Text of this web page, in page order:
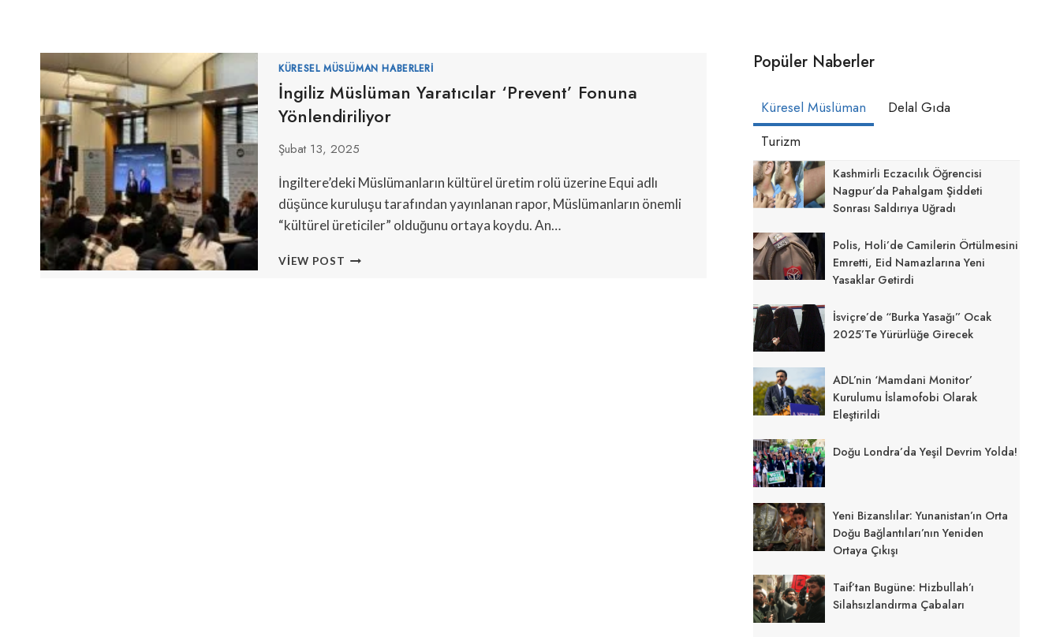
KÜRESEL MÜSLÜMAN HABERLERI
İngiliz Müslüman Yaratıcılar ‘Prevent’ Fonuna
Yönlendiriliyor
Şubat 13, 2025
İngiltere’deki Müslümanların kültürel üretim rolü üzerine Equi adlı
düşünce kuruluşu tarafından yayınlanan rapor, Müslümanların önemli
“kültürel üreticiler” olduğunu ortaya koydu. An…
VIEW POST İNGILIZ
Popüler Naberler
Küresel Müslüman
Delal Gıda
Turizm
Kashmirli Eczacılık Öğrencisi
Nagpur’da Pahalgam Şiddeti
Sonrası Saldırıya Uğradı
Polis, Holi’de Camilerin Örtülmesini
Emretti, Eid Namazlarına Yeni
Yasaklar Getirdi
İsviçre’de “Burka Yasağı” Ocak
2025’te Yürürlüğe Girecek
ADL’nin ‘Mamdani Monitor’
Kurulumu İslamofobi Olarak
Eleştirildi
Doğu Londra’da Yeşil Devrim Yolda!
Yeni Bizanslılar: Yunanistan’ın Orta
Doğu Bağlantıları’nın Yeniden
Ortaya Çıkışı
Taif’tan Bugüne: Hizbullah’ı
Silahsızlandırma Çabaları